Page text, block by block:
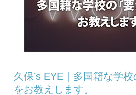
久保’s EYE｜多国籍な学校
をお教えします。